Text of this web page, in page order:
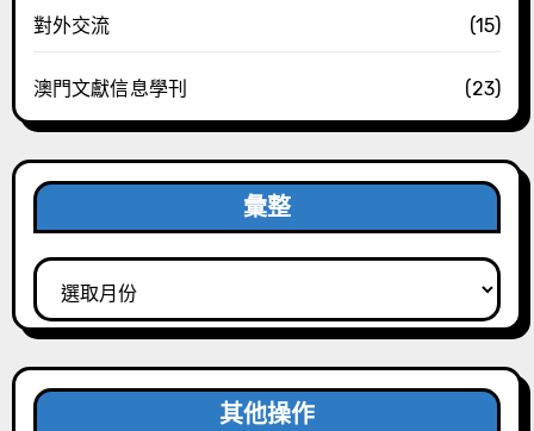
對外交流 (15)
澳門文獻信息學刊 (23)
彙整
彙
整
其他操作